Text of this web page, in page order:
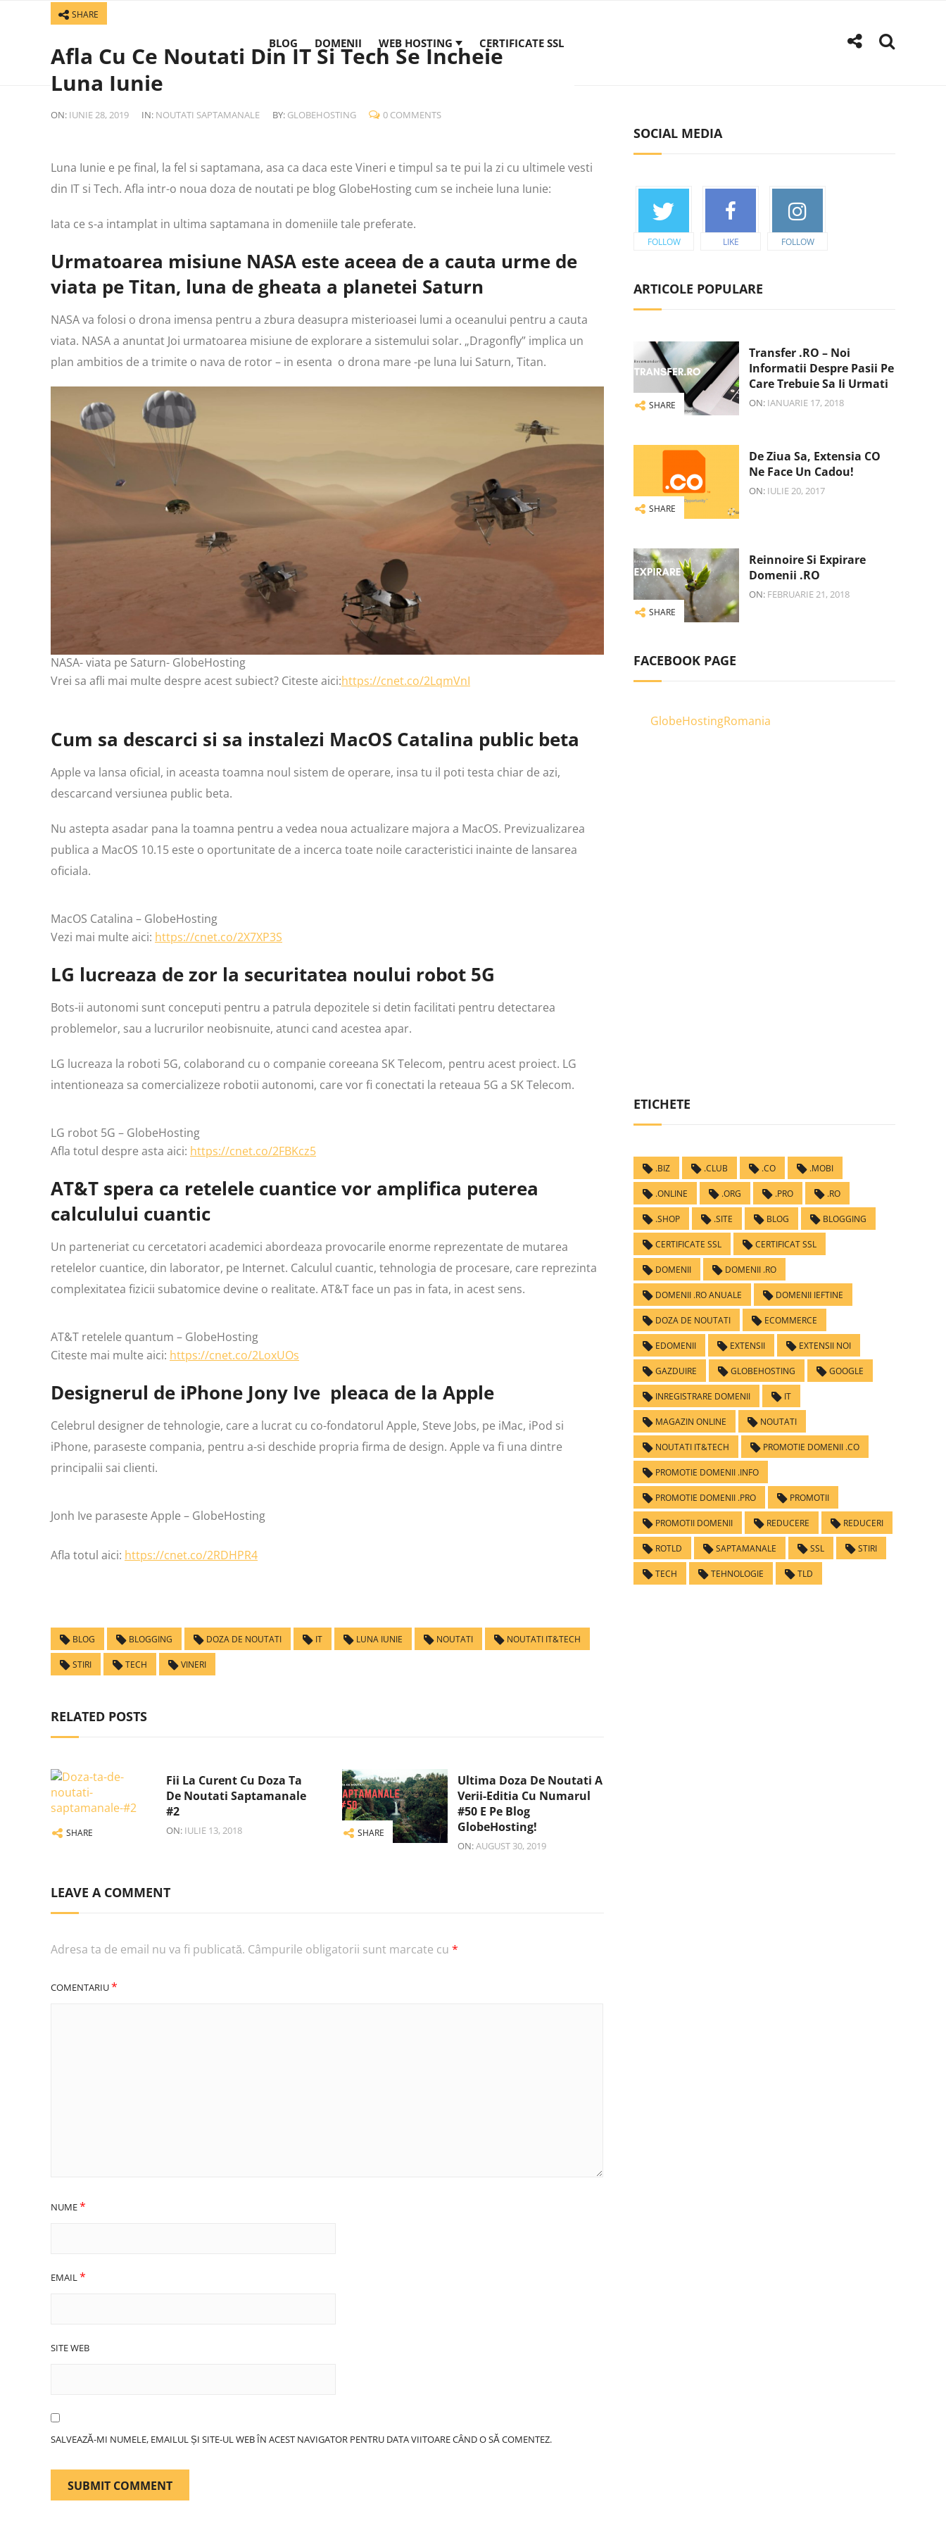
BLOG DOMENII WEB HOSTING CERTIFICATE SSL
Afla Cu Ce Noutati Din IT Si Tech Se Incheie
Luna Iunie
ON: IUNIE 28, 2019 IN: NOUTATI SAPTAMANALE BY: GLOBEHOSTING 0 COMMENTS
SHARE
Luna Iunie e pe final, la fel si saptamana, asa ca daca este Vineri e timpul sa te pui la zi cu ultimele vesti
din IT si Tech. Afla intr-o noua doza de noutati pe blog GlobeHosting cum se incheie luna Iunie:
Iata ce s-a intamplat in ultima saptamana in domeniile tale preferate.
Urmatoarea misiune NASA este aceea de a cauta urme de
viata pe Titan, luna de gheata a planetei Saturn
NASA va folosi o drona imensa pentru a zbura deasupra misterioasei lumi a oceanului pentru a cauta
viata. NASA a anuntat Joi urmatoarea misiune de explorare a sistemului solar. „Dragonfly” implica un
plan ambitios de a trimite o nava de rotor – in esenta o drona mare -pe luna lui Saturn, Titan.
NASA- viata pe Saturn- GlobeHosting
Vrei sa afli mai multe despre acest subiect? Citeste aici:https://cnet.co/2LqmVnI
Cum sa descarci si sa instalezi MacOS Catalina public beta
Apple va lansa oficial, in aceasta toamna noul sistem de operare, insa tu il poti testa chiar de azi,
descarcand versiunea public beta.
Nu astepta asadar pana la toamna pentru a vedea noua actualizare majora a MacOS. Previzualizarea
publica a MacOS 10.15 este o oportunitate de a incerca toate noile caracteristici inainte de lansarea
oficiala.
MacOS Catalina – GlobeHosting
Vezi mai multe aici: https://cnet.co/2X7XP3S
LG lucreaza de zor la securitatea noului robot 5G
Bots-ii autonomi sunt conceputi pentru a patrula depozitele si detin facilitati pentru detectarea
problemelor, sau a lucrurilor neobisnuite, atunci cand acestea apar.
LG lucreaza la roboti 5G, colaborand cu o companie coreeana SK Telecom, pentru acest proiect. LG
intentioneaza sa comercializeze robotii autonomi, care vor fi conectati la reteaua 5G a SK Telecom.
LG robot 5G – GlobeHosting
Afla totul despre asta aici: https://cnet.co/2FBKcz5
AT&T spera ca retelele cuantice vor amplifica puterea
calculului cuantic
Un parteneriat cu cercetatori academici abordeaza provocarile enorme reprezentate de mutarea
retelelor cuantice, din laborator, pe Internet. Calculul cuantic, tehnologia de procesare, care reprezinta
complexitatea fizicii subatomice devine o realitate. AT&T face un pas in fata, in acest sens.
AT&T retelele quantum – GlobeHosting
Citeste mai multe aici: https://cnet.co/2LoxUOs
Designerul de iPhone Jony Ive pleaca de la Apple
Celebrul designer de tehnologie, care a lucrat cu co-fondatorul Apple, Steve Jobs, pe iMac, iPod si
iPhone, paraseste compania, pentru a-si deschide propria firma de design. Apple va fi una dintre
principalii sai clienti.
Jonh Ive paraseste Apple – GlobeHosting
Afla totul aici: https://cnet.co/2RDHPR4
BLOG BLOGGING DOZA DE NOUTATI IT LUNA IUNIE NOUTATI NOUTATI IT&TECH
STIRI TECH VINERI
RELATED POSTS
SHARE
Fii La Curent Cu Doza Ta
De Noutati Saptamanale
#2
ON: IULIE 13, 2018 SHARE
Ultima Doza De Noutati A
Verii-Editia Cu Numarul
#50 E Pe Blog
GlobeHosting!
ON:AUGUST 30, 2019
LEAVE A COMMENT
Adresa ta de email nu va fi publicată. Câmpurile obligatorii sunt marcate cu *
COMENTARIU*
NUME*
EMAIL*
SITE WEB
SALVEAZĂ-MI NUMELE, EMAILUL ȘI SITE-UL WEB ÎN ACEST NAVIGATOR PENTRU DATA VIITOARE CÂND O SĂ COMENTEZ.
SOCIAL MEDIA
FOLLOW LIKE FOLLOW
ARTICOLE POPULARE
SHARE
Transfer .RO – Noi
Informatii Despre Pasii Pe
Care Trebuie Sa Ii Urmati
ON: IANUARIE 17, 2018
SHARE
De Ziua Sa, Extensia CO
Ne Face Un Cadou!
ON: IULIE 20, 2017
SHARE
Reinnoire Si Expirare
Domenii .RO
ON: FEBRUARIE 21, 2018
FACEBOOK PAGE
GlobeHostingRomania
ETICHETE
.BIZ .CLUB .CO .MOBI
.ONLINE .ORG .PRO .RO
.SHOP .SITE BLOG BLOGGING
CERTIFICATE SSL CERTIFICAT SSL
DOMENII DOMENII .RO
DOMENII .RO ANUALE DOMENII IEFTINE
DOZA DE NOUTATI ECOMMERCE
EDOMENII EXTENSII EXTENSII NOI
GAZDUIRE GLOBEHOSTING GOOGLE
INREGISTRARE DOMENII IT
MAGAZIN ONLINE NOUTATI
NOUTATI IT&TECH PROMOTIE DOMENII .CO
PROMOTIE DOMENII .INFO
PROMOTIE DOMENII .PRO PROMOTII
PROMOTII DOMENII REDUCERE REDUCERI
ROTLD SAPTAMANALE SSL STIRI
TECH TEHNOLOGIE TLD